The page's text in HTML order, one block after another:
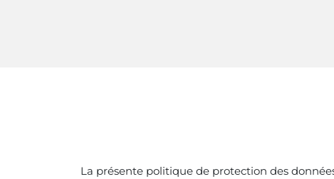
La présente politique de protection des